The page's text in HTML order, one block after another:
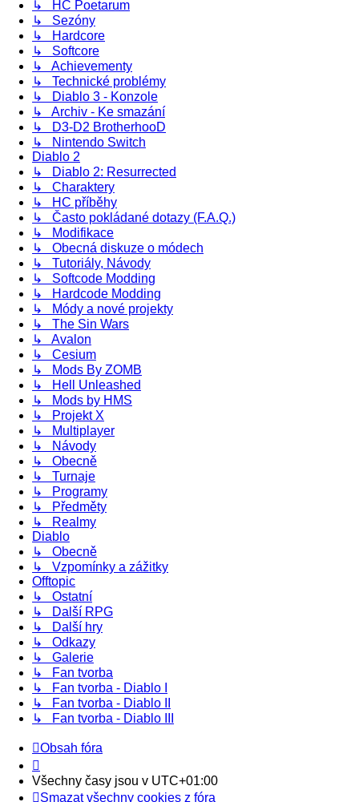
↳ HC Poetarum
↳ Sezóny
↳ Hardcore
↳ Softcore
↳ Achievementy
↳ Technické problémy
↳ Diablo 3 - Konzole
↳ Archiv - Ke smazání
↳ D3-D2 BrotherhooD
↳ Nintendo Switch
Diablo 2
↳ Diablo 2: Resurrected
↳ Charaktery
↳ HC příběhy
↳ Často pokládané dotazy (F.A.Q.)
↳ Modifikace
↳ Obecná diskuze o módech
↳ Tutoriály, Návody
↳ Softcode Modding
↳ Hardcode Modding
↳ Módy a nové projekty
↳ The Sin Wars
↳ Avalon
↳ Cesium
↳ Mods By ZOMB
↳ Hell Unleashed
↳ Mods by HMS
↳ Projekt X
↳ Multiplayer
↳ Návody
↳ Obecně
↳ Turnaje
↳ Programy
↳ Předměty
↳ Realmy
Diablo
↳ Obecně
↳ Vzpomínky a zážitky
Offtopic
↳ Ostatní
↳ Další RPG
↳ Další hry
↳ Odkazy
↳ Galerie
↳ Fan tvorba
↳ Fan tvorba - Diablo I
↳ Fan tvorba - Diablo II
↳ Fan tvorba - Diablo III
Obsah fóra
Všechny časy jsou v UTC+01:00
Smazat všechny cookies z fóra